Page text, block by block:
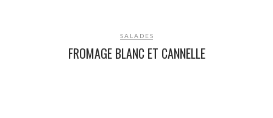
SALADES
FROMAGE BLANC ET CANNELLE